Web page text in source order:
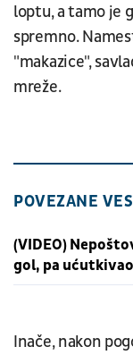
loptu, a tamo je
spremno.
"makazice",
mreže.
POVEZANE
(VIDEO)
gol, pa
Inače, nakon